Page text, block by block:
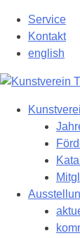
Hauptinhalt
springen
Service
Kontakt
english